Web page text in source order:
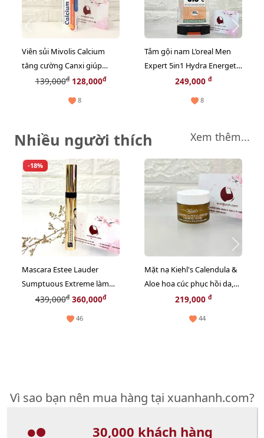
Viên sủi Mivolis Calcium
tăng cường Canxi giúp
xương chắc khỏe, hàng nội
139,000đ128,000đ
8
Tắm gội nam L’oreal Men
Expert 5in1 Hydra Energetic
kháng khuẩn, mát lạnh
249,000 đ
8
Nhiều người thích Xem thêm...
-18%
Mascara Estee Lauder
Sumptuous Extreme làm
dày, dài và siêu cong,
439,000đ360,000đ
46
Mặt nạ Kiehl's Calendula &
Aloe hoa cúc phục hồi da,
thư giãn và chậm lão hóa -
219,000 đ
44
Vì sao bạn nên mua hàng tại xuanhanh.com?
30,000 khách hàng